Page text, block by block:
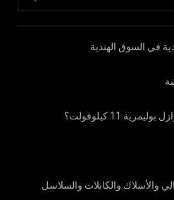
في السوق الهندية
11 كيلوفولت؟
والأسلاك والكابلات والسلاسل